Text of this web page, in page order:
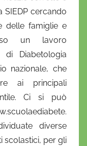
SIEDP cercando
delle famiglie e
un lavoro
Diabetologia
nazionale, che
ai principali
Ci si può
diverse
scolastici, per gli